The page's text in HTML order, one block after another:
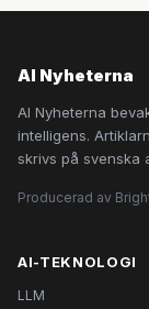
AI Nyheterna
AI Nyheterna
intelligens.
skrivs på svenska
Producerad av
AI-TEKNOLOGI
LLM